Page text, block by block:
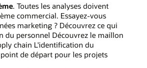
. Toutes les analyses doivent
commercial. Essayez-vous
marketing ? Découvrez ce qui
du personnel Découvrez le maillon
chain L'identification du
de départ pour les projets